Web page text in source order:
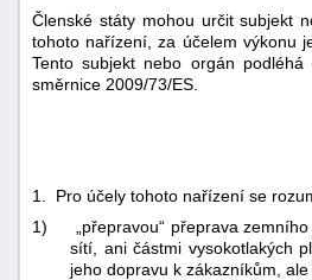
Členské státy mohou určit subjekt
tohoto nařízení, za účelem výkonu
Tento subjekt nebo orgán
směrnice 2009/73/ES.
1. Pro účely tohoto nařízení se
1)
„přepravou“ přeprava
sítí, ani částmi vysokotlakých
jeho dopravu k zákazníkům,